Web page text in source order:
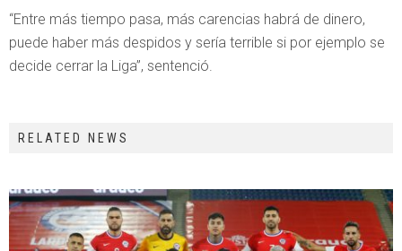
“Entre más tiempo pasa, más carencias habrá de dinero,
puede haber más despidos y sería terrible si por ejemplo se
decide cerrar la Liga”, sentenció.
RELATED NEWS